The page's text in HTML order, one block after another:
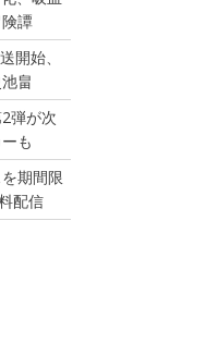
譚
開始、
畠
弾が次
も
期間限
配信